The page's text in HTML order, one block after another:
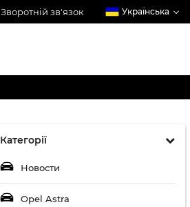
Зворотній зв'язок Українська
Категорії
Новости
Opel Astra